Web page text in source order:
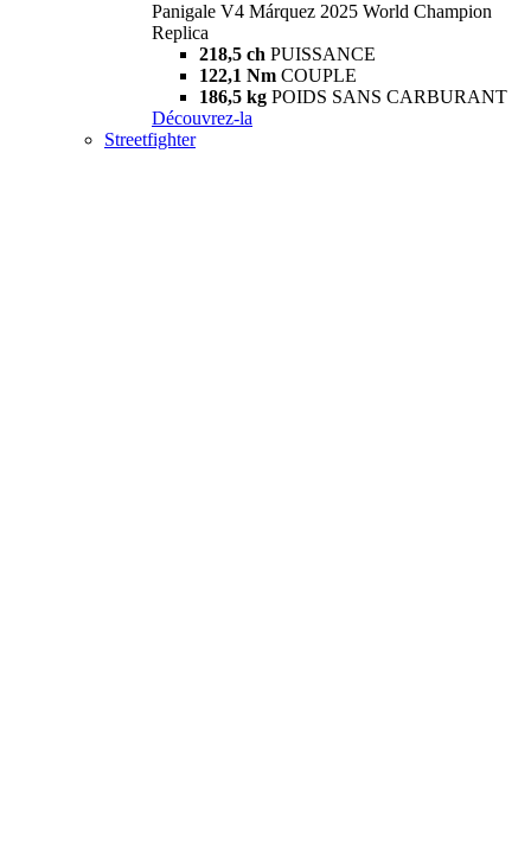
Panigale V4 Márquez 2025 World Champion
Replica
218,5 ch PUISSANCE
122,1 Nm COUPLE
186,5 kg POIDS SANS CARBURANT
Découvrez-la
Streetfighter